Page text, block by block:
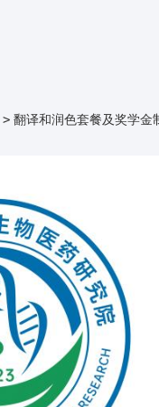
> 翻译和润色套餐及奖学金